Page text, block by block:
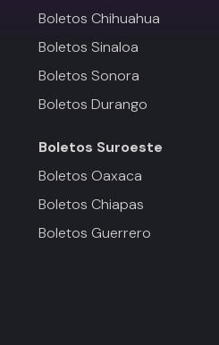
Boletos Chihuahua
Boletos Sinaloa
Boletos Sonora
Boletos Durango
Boletos Suroeste
Boletos Oaxaca
Boletos Chiapas
Boletos Guerrero